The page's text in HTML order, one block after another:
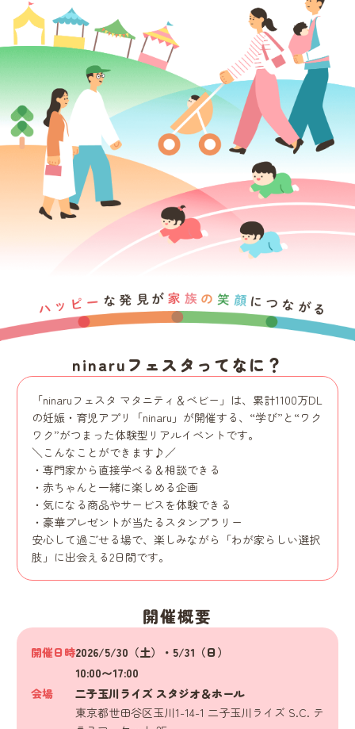
ninaruフェスタってなに？
「ninaruフェスタ マタニティ＆ベビー」は、累計1100万DL
の妊娠・育児アプリ「ninaru」が開催する、“学び”と“ワク
ワク”がつまった体験型リアルイベントです。
＼こんなことができます♪／
専門家から直接学べる＆相談できる
赤ちゃんと一緒に楽しめる企画
気になる商品やサービスを体験できる
豪華プレゼントが当たるスタンプラリー
安心して過ごせる場で、楽しみながら「わが家らしい選択
肢」に出会える2日間です。
開催概要
開催日時2026/5/30（土）・5/31（日）
10:00〜17:00
会場
二子玉川ライズ スタジオ＆ホール
東京都世田谷区玉川1-14-1 二子玉川ライズ S.C. テ